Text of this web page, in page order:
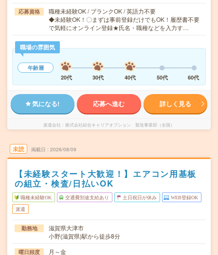
応募資格
職種未経験OK / ブランクOK / 英語力不要
◆未経験OK！〇まずは事前登録だけでもOK！履歴書不要
で気軽にオンライン登録★氏名・職種などを入力す…
職場の雰囲気
年齢層
20代
30代 40代 50代 60代
気になる! 応募へ進む 詳しく見る
派遣会社 株式会社綜合キャリアオプション 製造事業部（全国）
未読 掲載日 2026/08/09
【未経験スタート大歓迎！】エアコン用基板
の組立・検査/日払いOK
職種未経験OK 交通費別途支給あり 土日祝日が休み WEB登録OK
派遣
勤務地
滋賀県大津市
小野(滋賀県)駅から徒歩8分
曜日頻度 月～金